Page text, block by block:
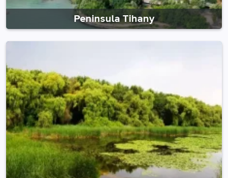
Peninsula Tihany